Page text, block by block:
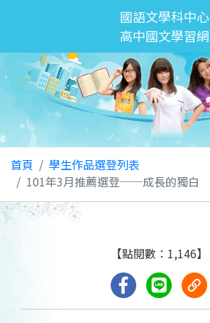
國語文學科中心
高中國文學習網
首頁
學生作品選登列表
101年3月推薦選登──成長的獨白
【點閱數：1,146】